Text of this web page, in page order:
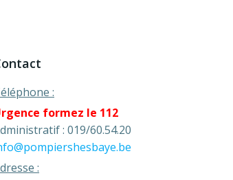
:
formez le 112
: 019/60.54.20
: